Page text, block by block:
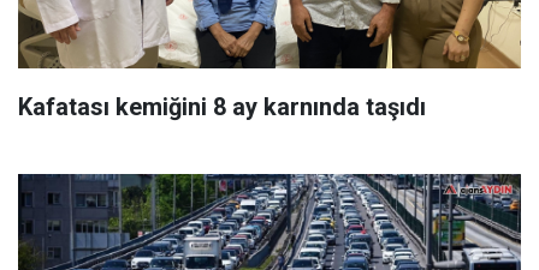
Kafatası kemiğini 8 ay karnında taşıdı